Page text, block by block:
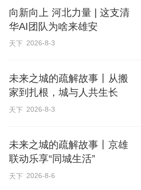
冀协同发展的红利切实惠及
除了出行便捷，项目建设
——“生命之树”钢结构，由
升构筑而成，在毫米级精
队创新采用多层多道错位
完美融合。
“航站楼虽为地下三层结构
向新向上 河北力量 | 这支清
华AI团队为啥来雄安
天下 2026-8-3
未来之城的疏解故事丨从搬
家到扎根，城与人共生长
天下 2026-8-3
未来之城的疏解故事丨京雄
联动乐享“同城生活”
天下 2026-8-6